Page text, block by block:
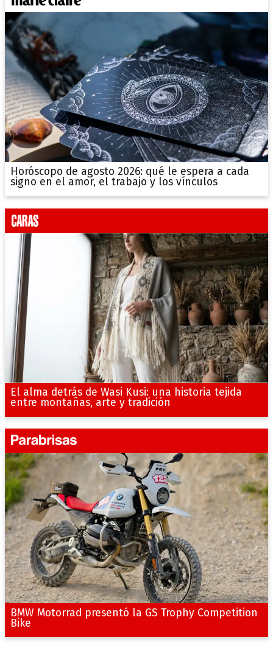
Horóscopo de agosto 2026: qué le espera a cada
signo en el amor, el trabajo y los vínculos
El alma detrás de Wasi Kusi: una historia tejida
entre montañas, arte y tradición
BMW Motorrad presentó la GS Trophy Competition
Bike